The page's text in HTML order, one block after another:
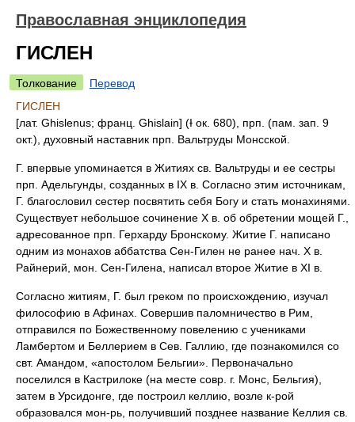
Православная энциклопедия
ГИСЛЕН
Толкование
Перевод
ГИСЛЕН
[лат. Ghislenus; франц. Ghislain] (Ɨ ок. 680), прп. (пам. зап. 9
окт.), духовный наставник прп. Вальтруды Монсской.
Г. впервые упоминается в Житиях св. Вальтруды и ее сестры
прп. Адельгунды, созданных в IX в. Согласно этим источникам,
Г. благословил сестер посвятить себя Богу и стать монахинями.
Существует небольшое сочинение X в. об обретении мощей Г.,
адресованное прп. Герхарду Бронскому. Житие Г. написано
одним из монахов аббатства Сен-Гилен не ранее нач. X в.
Райнерий, мон. Сен-Гилена, написал второе Житие в XI в.
Согласно житиям, Г. был греком по происхождению, изучал
философию в Афинах. Совершив паломничество в Рим,
отправился по Божественному повелению с учениками
Ламбертом и Беллерием в Сев. Галлию, где познакомился со
свт. Амандом, «апостолом Бельгии». Первоначально
поселился в Кастрилоке (на месте совр. г. Монс, Бельгия),
затем в Урсидонге, где построил келлию, возле к-рой
образовался мон-рь, получивший позднее название Келлия св.